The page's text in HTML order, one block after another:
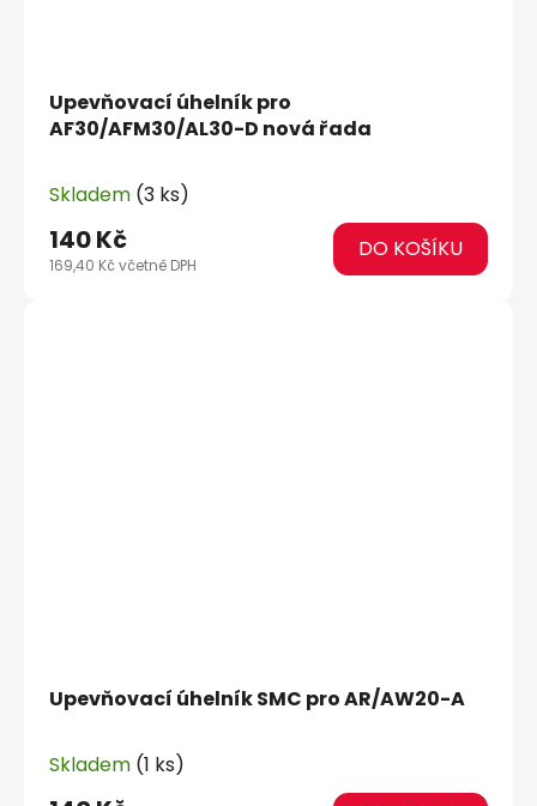
Upevňovací úhelník pro
AF30/AFM30/AL30-D nová řada
Skladem (3 ks)
169,40 Kč včetně DPH
140 Kč DO KOŠÍKU
Upevňovací úhelník SMC pro AR/AW20-A
Skladem (1 ks)